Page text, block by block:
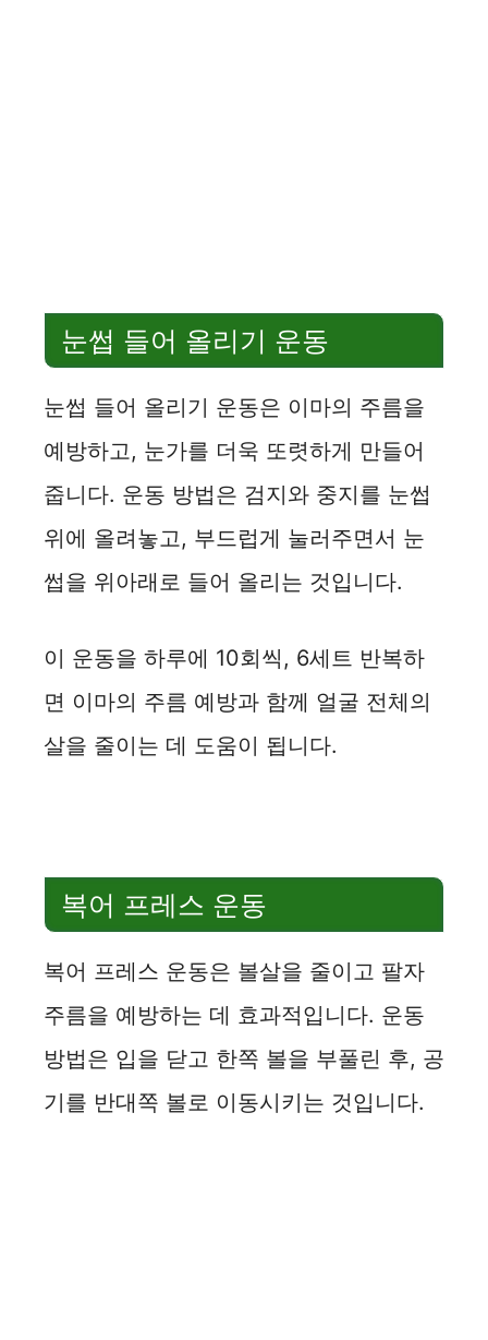
눈썹 들어 올리기 운동
눈썹 들어 올리기 운동은 이마의 주름을
예방하고, 눈가를 더욱 또렷하게 만들어
줍니다. 운동 방법은 검지와 중지를 눈썹
위에 올려놓고, 부드럽게 눌러주면서 눈
썹을 위아래로 들어 올리는 것입니다.
이 운동을 하루에 10회씩, 6세트 반복하
면 이마의 주름 예방과 함께 얼굴 전체의
살을 줄이는 데 도움이 됩니다.
복어 프레스 운동
복어 프레스 운동은 볼살을 줄이고 팔자
주름을 예방하는 데 효과적입니다. 운동
방법은 입을 닫고 한쪽 볼을 부풀린 후, 공
기를 반대쪽 볼로 이동시키는 것입니다.